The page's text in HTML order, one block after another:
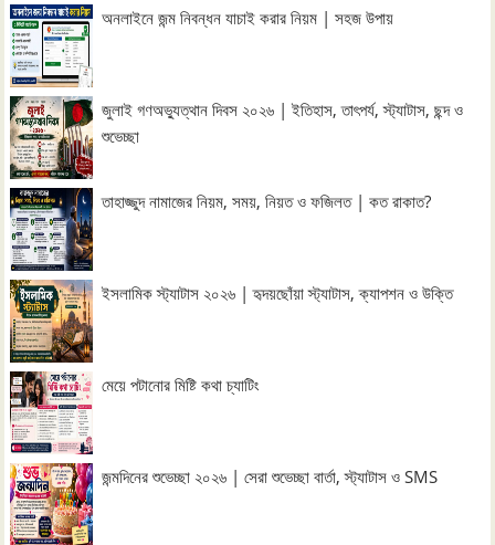
অনলাইনে জন্ম নিবন্ধন যাচাই করার নিয়ম | সহজ উপায়
জুলাই গণঅভ্যুত্থান দিবস ২০২৬ | ইতিহাস, তাৎপর্য, স্ট্যাটাস, ছন্দ ও
শুভেচ্ছা
তাহাজ্জুদ নামাজের নিয়ম, সময়, নিয়ত ও ফজিলত | কত রাকাত?
ইসলামিক স্ট্যাটাস ২০২৬ | হৃদয়ছোঁয়া স্ট্যাটাস, ক্যাপশন ও উক্তি
মেয়ে পটানোর মিষ্টি কথা চ্যাটিং
জন্মদিনের শুভেচ্ছা ২০২৬ | সেরা শুভেচ্ছা বার্তা, স্ট্যাটাস ও SMS